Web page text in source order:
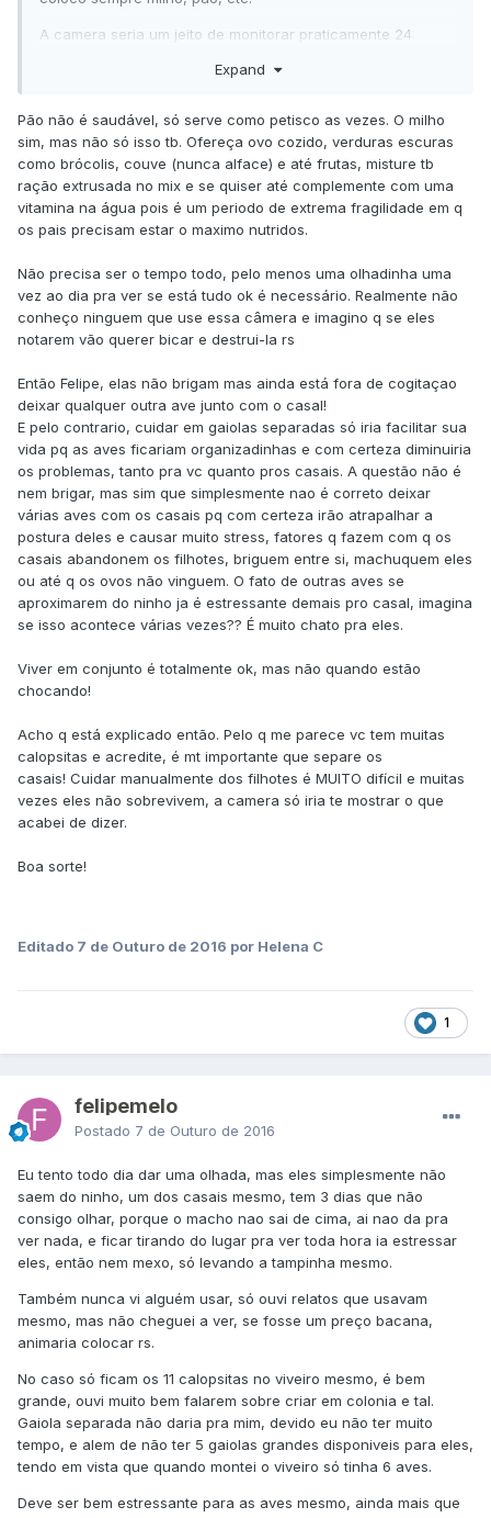
A camera seria um jeito de monitorar praticamente 24
posso ficar o tempo todo vendo o viveiro pq trabalho.
Quando abro o ninho para ver se tem filhote e como estão,
o pai ou a mae geralmente ta em cima e não sai de la de
jeito algum, fico com medo de espantar ele pra ver, e ele
abandonar o ninho.
Eles vivem em colonia mesmo, trabalho e estudo, então
seria muito complicado cuidar em gaiolas, mas no começo
chega proximo do ninho, q eles dao umas piadas e o outro
corre.
Expand
Pão não é saudável, só serve como petisco as vezes. O milho
sim, mas não só isso tb. Ofereça ovo cozido, verduras escuras
como brócolis, couve (nunca alface) e até frutas, misture tb
ração extrusada no mix e se quiser até complemente com uma
vitamina na água pois é um periodo de extrema fragilidade em q
os pais precisam estar o maximo nutridos.
Não precisa ser o tempo todo, pelo menos uma olhadinha uma
vez ao dia pra ver se está tudo ok é necessário. Realmente não
conheço ninguem que use essa câmera e imagino q se eles
notarem vão querer bicar e destrui-la rs
Então Felipe, elas não brigam mas ainda está fora de cogitaçao
deixar qualquer outra ave junto com o casal!
E pelo contrario, cuidar em gaiolas separadas só iria facilitar sua
vida pq as aves ficariam organizadinhas e com certeza diminuiria
os problemas, tanto pra vc quanto pros casais. A questão não é
nem brigar, mas sim que simplesmente nao é correto deixar
várias aves com os casais pq com certeza irão atrapalhar a
postura deles e causar muito stress, fatores q fazem com q os
casais abandonem os filhotes, briguem entre si, machuquem eles
ou até q os ovos não vinguem. O fato de outras aves se
aproximarem do ninho ja é estressante demais pro casal, imagina
se isso acontece várias vezes?? É muito chato pra eles.
Viver em conjunto é totalmente ok, mas não quando estão
chocando!
Acho q está explicado então. Pelo q me parece vc tem muitas
calopsitas e acredite, é mt importante que separe os
casais! Cuidar manualmente dos filhotes é MUITO difícil e muitas
vezes eles não sobrevivem, a camera só iria te mostrar o que
acabei de dizer.
Boa sorte!
Editado 7 de Outuro de 2016 por Helena C
1
felipemelo
Postado 7 de Outuro de 2016
Eu tento todo dia dar uma olhada, mas eles simplesmente não
saem do ninho, um dos casais mesmo, tem 3 dias que não
consigo olhar, porque o macho nao sai de cima, ai nao da pra
ver nada, e ficar tirando do lugar pra ver toda hora ia estressar
eles, então nem mexo, só levando a tampinha mesmo.
Também nunca vi alguém usar, só ouvi relatos que usavam
mesmo, mas não cheguei a ver, se fosse um preço bacana,
animaria colocar rs.
No caso só ficam os 11 calopsitas no viveiro mesmo, é bem
grande, ouvi muito bem falarem sobre criar em colonia e tal.
Gaiola separada não daria pra mim, devido eu não ter muito
tempo, e alem de não ter 5 gaiolas grandes disponiveis para eles,
tendo em vista que quando montei o viveiro só tinha 6 aves.
Deve ser bem estressante para as aves mesmo, ainda mais que